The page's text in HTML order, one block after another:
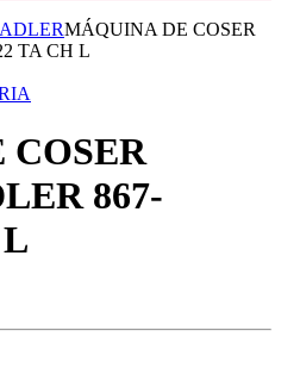
MÁQUINA DE COSER
TA CH L
867-